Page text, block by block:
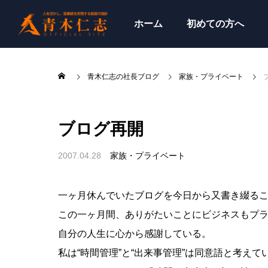
ホーム 初めての方へ
青木仁志の社長ブログ 家族・プライベート
ブログ再開
2007.04.28 家族・プライベート
一ヶ月休んでいたブログを今日から又書き綴る
この一ヶ月間、ありがたいことにビジネスもプ
自分の人生に心から感謝している。
私は“時間管理”と“出来事管理”は同意語と考えて